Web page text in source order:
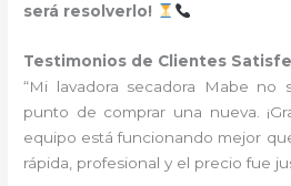
será resolverlo!
Testimonios de Clientes
“Mi lavadora secadora Mabe no
punto de comprar una nueva.
equipo está funcionando mejor
rápida, profesional y el precio fue